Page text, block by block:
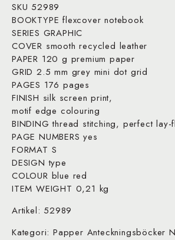
SKU 52989
BOOKTYPE flexcover notebook
SERIES GRAPHIC
COVER smooth recycled leather
PAPER 120 g premium paper
GRID 2.5 mm grey mini dot grid
PAGES 176 pages
FINISH silk screen print,
motif edge colouring
BINDING thread stitching, perfect lay-
PAGE NUMBERS yes
FORMAT S
DESIGN type
COLOUR blue red
ITEM WEIGHT 0,21 kg
Artikel: 52989
Kategori: Papper Anteckningsböcker